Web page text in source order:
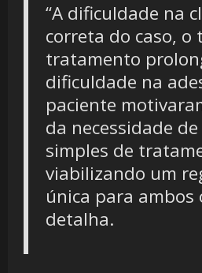
“A dificuldade na
correta do caso, o
tratamento
dificuldade na
paciente
da necessidade
simples de
viabilizando um
única para ambos
detalha.